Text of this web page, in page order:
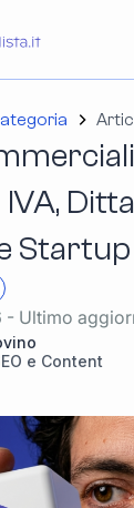
Startup
- Ultimo
e Content